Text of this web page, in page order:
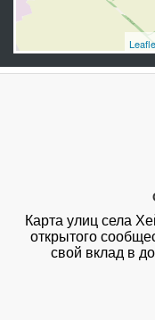
Карта улиц села
открытого
свой вклад в